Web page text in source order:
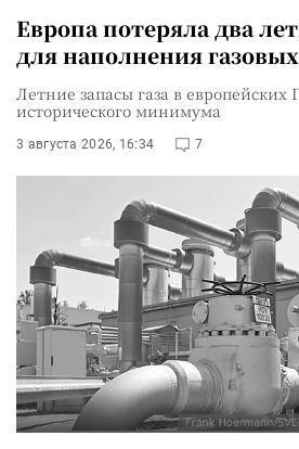
Европа потеряла два
для наполнения
Летние запасы газа в
исторического минимума
3 августа 2026, 16:34 7